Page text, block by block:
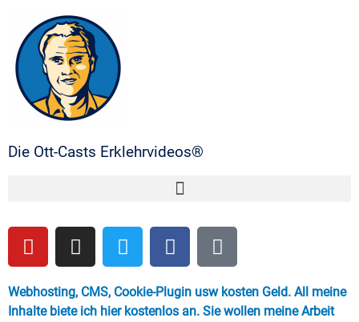
Die Ott-Casts Erklehrvideos®
Webhosting, CMS, Cookie-Plugin usw kosten Geld. All meine
Inhalte biete ich hier kostenlos an. Sie wollen meine Arbeit